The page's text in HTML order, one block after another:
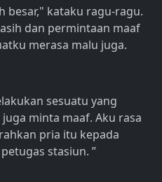
besar," kataku ragu-ragu.
dan permintaan maaf
merasa malu juga.
sesuatu yang
minta maaf. Aku rasa
pria itu kepada
stasiun. ”